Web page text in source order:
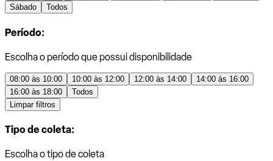
Sábado
Todos
Período:
Escolha o período que possui disponibilidade
08:00 às 10:00 10:00 às 12:00 12:00 às 14:00
14:00 às 16:00
16:00 às 18:00
Todos
Limpar filtros
Tipo de coleta:
Escolha o tipo de coleta